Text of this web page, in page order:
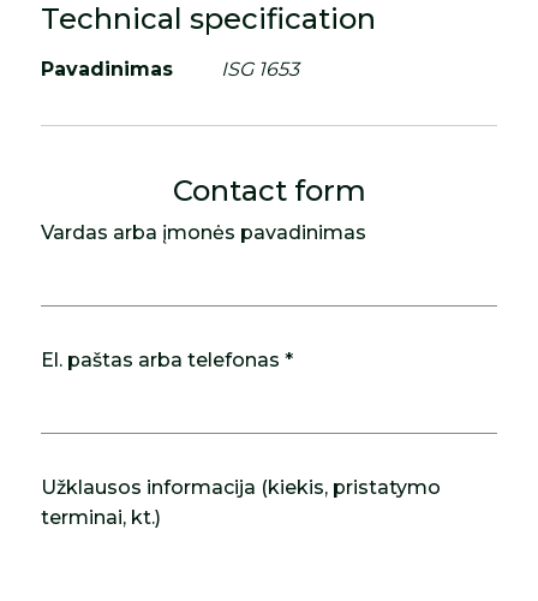
Technical specification
Pavadinimas ISG 1653
Contact form
Vardas arba įmonės pavadinimas
El. paštas arba telefonas *
Užklausos informacija (kiekis, pristatymo
terminai, kt.)